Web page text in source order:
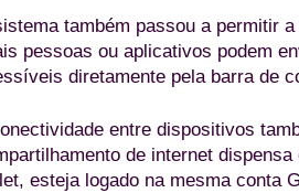
também passou a permitir
pessoas ou aplicativos podem
diretamente pela barra de
entre dispositivos
de internet
esteja logado na mesma conta